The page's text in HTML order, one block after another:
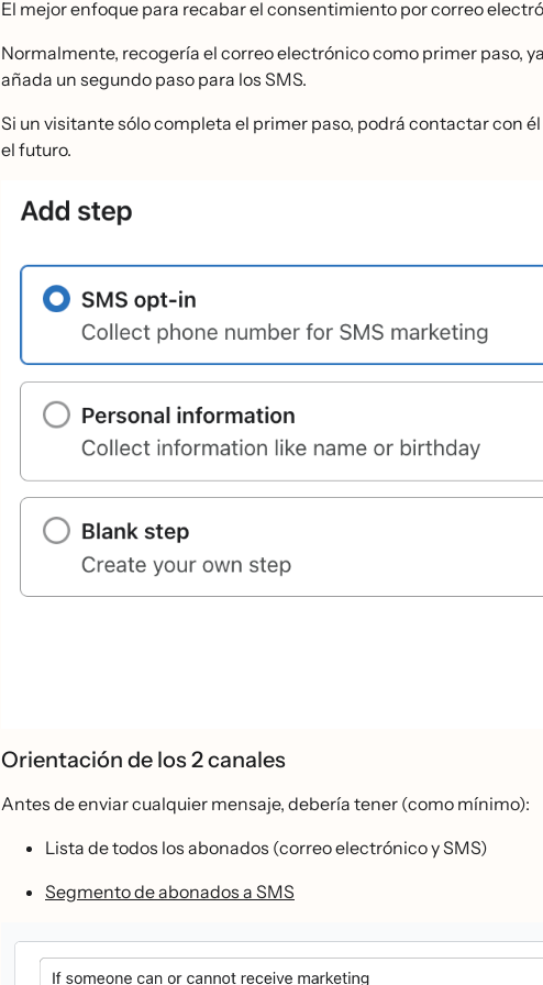
El mejor enfoque para recabar el consentimiento por correo
Normalmente, recogería el correo electrónico como primer paso,
añada un segundo paso para los SMS.
Si un visitante sólo completa el primer paso, podrá contactar con
el futuro.
Orientación de los 2 canales
Antes de enviar cualquier mensaje, debería tener (como mínimo):
Lista de todos los abonados (correo electrónico y SMS)
Segmento de abonados a SMS